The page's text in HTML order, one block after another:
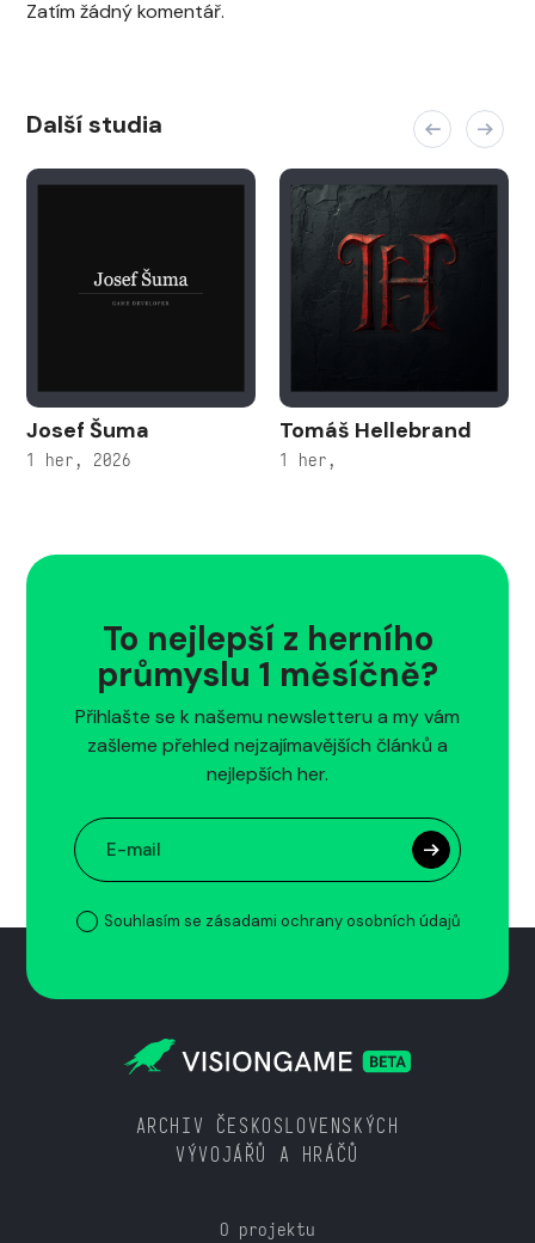
Zatím žádný komentář.
Další studia
Josef Šuma
1 her, 2026
Tomáš Hellebrand
1 her,
To nejlepší z herního
průmyslu 1 měsíčně?
Přihlašte se k našemu newsletteru a my vám
zašleme přehled nejzajímavějších článků a
nejlepších her.
Souhlasím se zásadami ochrany osobních údajů
ARCHIV ČESKOSLOVENSKÝCH
VÝVOJÁŘŮ A HRÁČŮ
O projektu